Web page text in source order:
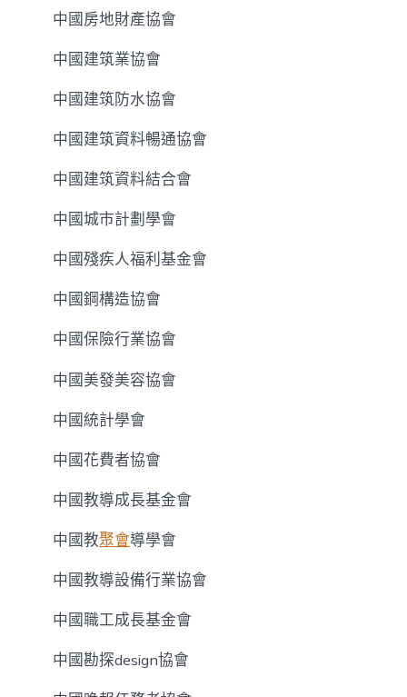
中國房地財產協會
中國建筑業協會
中國建筑防水協會
中國建筑資料暢通協會
中國建筑資料結合會
中國城市計劃學會
中國殘疾人福利基金會
中國鋼構造協會
中國保險行業協會
中國美發美容協會
中國統計學會
中國花費者協會
中國教導成長基金會
中國教聚會導學會
中國教導設備行業協會
中國職工成長基金會
中國勘探design協會